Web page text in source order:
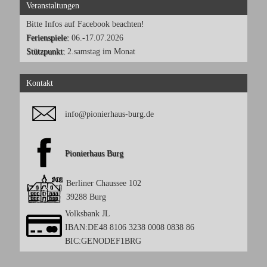
Veranstaltungen
Bitte Infos auf Facebook beachten!
Ferienspiele:06.-17.07.2026
Stützpunkt:2.samstag im Monat
Kontakt
info@pionierhaus-burg.de
Pionierhaus Burg
Berliner Chaussee 102
39288 Burg
Volksbank JL
IBAN:DE48 8106 3238 0008 0838 86
BIC:GENODEF1BRG